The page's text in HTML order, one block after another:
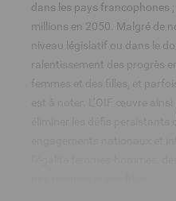
dans les pays francophones
millions en 2050. Malgré de
niveau législatif ou dans le
ralentissement des progrès